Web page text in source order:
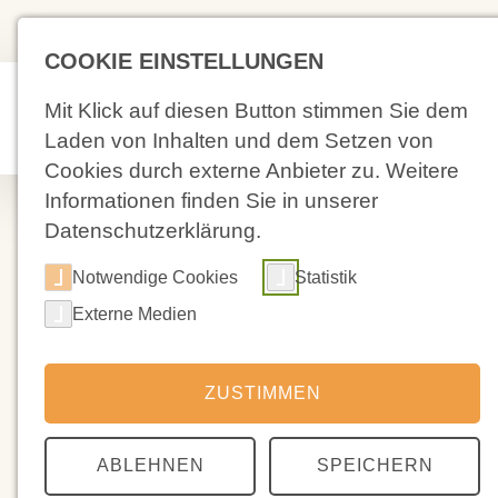
Aktuelles
Immer
und die
COOKIE EINSTELLUNGEN
Mit Klick auf diesen Button stimmen Sie dem
Laden von Inhalten und dem Setzen von
Cookies durch externe Anbieter zu. Weitere
Informationen finden Sie in unserer
Datenschutzerklärung.
Notwendige Cookies
Statistik
Externe Medien
ZUSTIMMEN
ABLEHNEN SPEICHERN